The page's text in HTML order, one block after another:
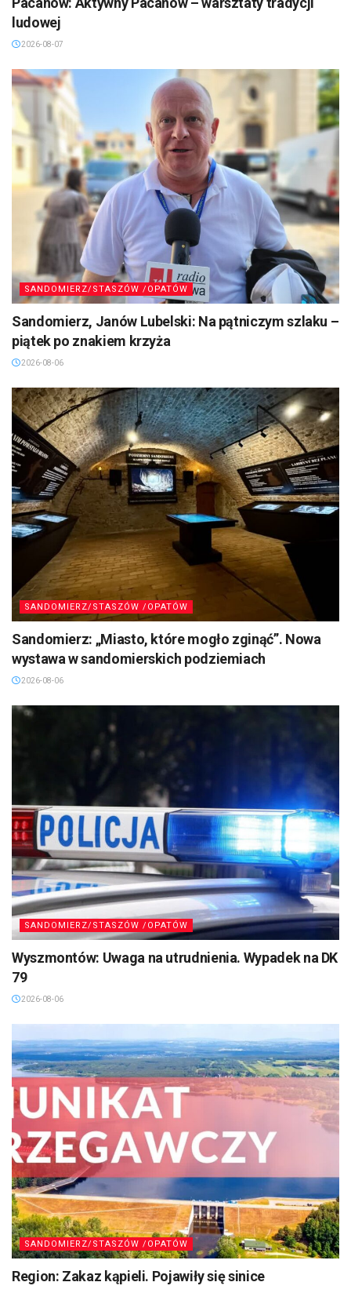
ludowej
2026-08-07
SANDOMIERZ/STASZÓW /OPATÓW
Sandomierz, Janów Lubelski: Na pątniczym szlaku –
piątek po znakiem krzyża
2026-08-06
SANDOMIERZ/STASZÓW /OPATÓW
Sandomierz: „Miasto, które mogło zginąć”. Nowa
wystawa w sandomierskich podziemiach
2026-08-06
SANDOMIERZ/STASZÓW /OPATÓW
Wyszmontów: Uwaga na utrudnienia. Wypadek na DK
79
2026-08-06
SANDOMIERZ/STASZÓW /OPATÓW
Region: Zakaz kąpieli. Pojawiły się sinice